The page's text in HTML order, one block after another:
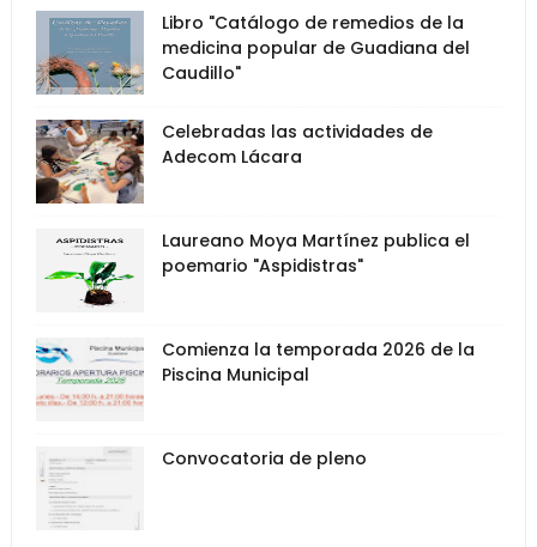
Libro "Catálogo de remedios de la
medicina popular de Guadiana del
Caudillo"
Celebradas las actividades de
Adecom Lácara
Laureano Moya Martínez publica el
poemario "Aspidistras"
Comienza la temporada 2026 de la
Piscina Municipal
Convocatoria de pleno